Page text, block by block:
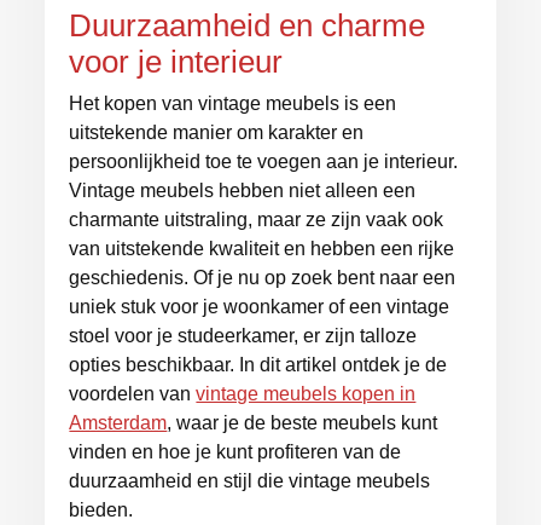
Duurzaamheid en charme
voor je interieur
Het kopen van vintage meubels is een
uitstekende manier om karakter en
persoonlijkheid toe te voegen aan je interieur.
Vintage meubels hebben niet alleen een
charmante uitstraling, maar ze zijn vaak ook
van uitstekende kwaliteit en hebben een rijke
geschiedenis. Of je nu op zoek bent naar een
uniek stuk voor je woonkamer of een vintage
stoel voor je studeerkamer, er zijn talloze
opties beschikbaar. In dit artikel ontdek je de
voordelen vanvintage meubels kopen in
Amsterdam, waar je de beste meubels kunt
vinden en hoe je kunt profiteren van de
duurzaamheid en stijl die vintage meubels
bieden.